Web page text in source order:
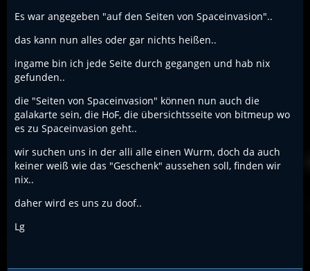
Es war angegeben "auf den Seiten von Spaceinvasion"..
das kann nun alles oder gar nichts heißen..
ingame bin ich jede Seite durch gegangen und hab nix
gefunden..
die "Seiten von Spaceinvasion" können nun auch die
galakarte sein, die HoF, die übersichtsseite von bitmeup wo
es zu Spaceinvasion geht..
wir suchen uns in der alli alle einen Wurm, doch da auch
keiner weiß wie das "Geschenk" aussehen soll, finden wir
nix..
daher wird es uns zu doof..
Lg